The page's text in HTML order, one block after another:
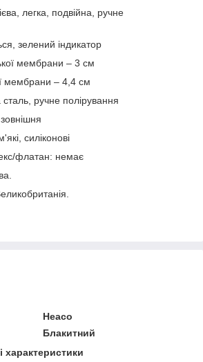
легка, подвійна, ручне
зелений індикатор
мембрани – 3 см
мембрани – 4,4 см
сталь, ручне полірування
силіконові
флатан: немає
Heaco
Блакитний
характеристики